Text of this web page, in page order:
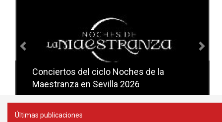
Conciertos del ciclo Candlelight en
Sevilla
Últimas publicaciones